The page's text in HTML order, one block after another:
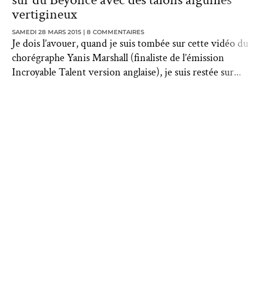
vertigineux
SAMEDI 28 MARS 2015 8 COMMENTAIRES
Je dois l’avouer, quand je suis tombée sur cette vidéo du
chorégraphe Yanis Marshall (finaliste de l’émission
Incroyable Talent version anglaise), je suis restée sur